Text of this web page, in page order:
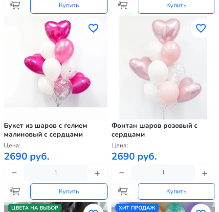
Купить Купить
Букет из шаров с гелием
малиновый с сердцами
Цена:
2690 руб.
Купить
Фонтан шаров розовый с
сердцами
Цена:
2690 руб.
Купить
ЦВЕТА НА ВЫБОР
ХИТ ПРОДАЖ